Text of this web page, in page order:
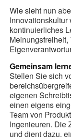
Wie sieht nun
Innovationskultur
kontinuierliches
Gemeinsam
Stellen Sie sich
eigenen
einen eigens
Team von
Ingenieuren. Die
und dient dazu,